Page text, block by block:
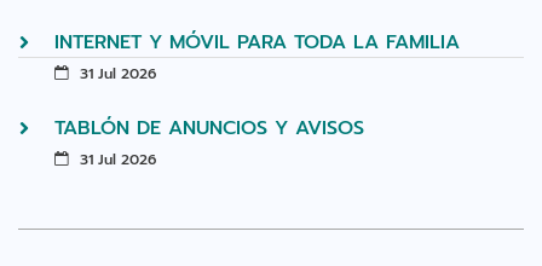
INTERNET Y MÓVIL PARA TODA LA FAMILIA
31 Jul 2026
TABLÓN DE ANUNCIOS Y AVISOS
31 Jul 2026